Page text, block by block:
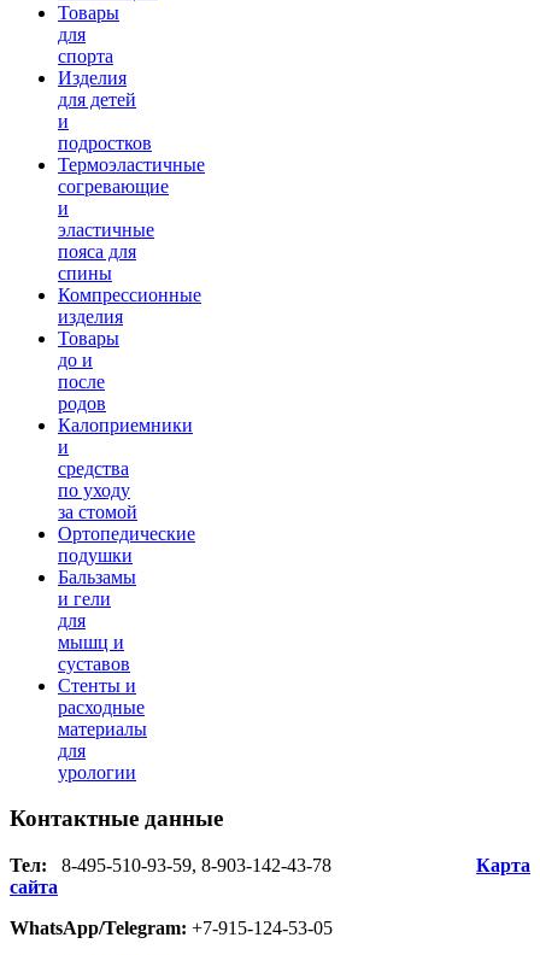
Товары
для
спорта
Изделия
для детей
и
подростков
Термоэластичные
согревающие
и
эластичные
пояса для
спины
Компрессионные
изделия
Товары
до и
после
родов
Калоприемники
и
средства
по уходу
за стомой
Ортопедические
подушки
Бальзамы
и гели
для
мышц и
суставов
Стенты и
расходные
материалы
для
урологии
Контактные данные
Тел: 8-495-510-93-59, 8-903-142-43-78 Карта
сайта
WhatsApp/Telegram: +7-915-124-53-05